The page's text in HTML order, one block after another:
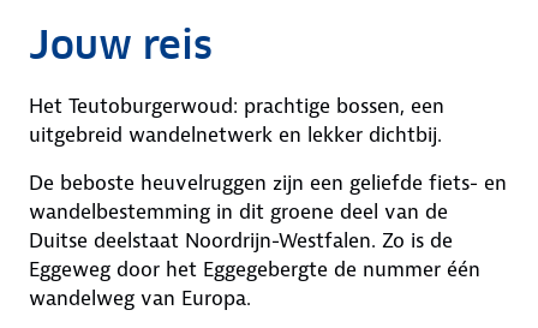
Jouw reis
Het Teutoburgerwoud: prachtige bossen, een
uitgebreid wandelnetwerk en lekker dichtbij.
De beboste heuvelruggen zijn een geliefde fiets- en
wandelbestemming in dit groene deel van de
Duitse deelstaat Noordrijn-Westfalen. Zo is de
Eggeweg door het Eggegebergte de nummer één
wandelweg van Europa.